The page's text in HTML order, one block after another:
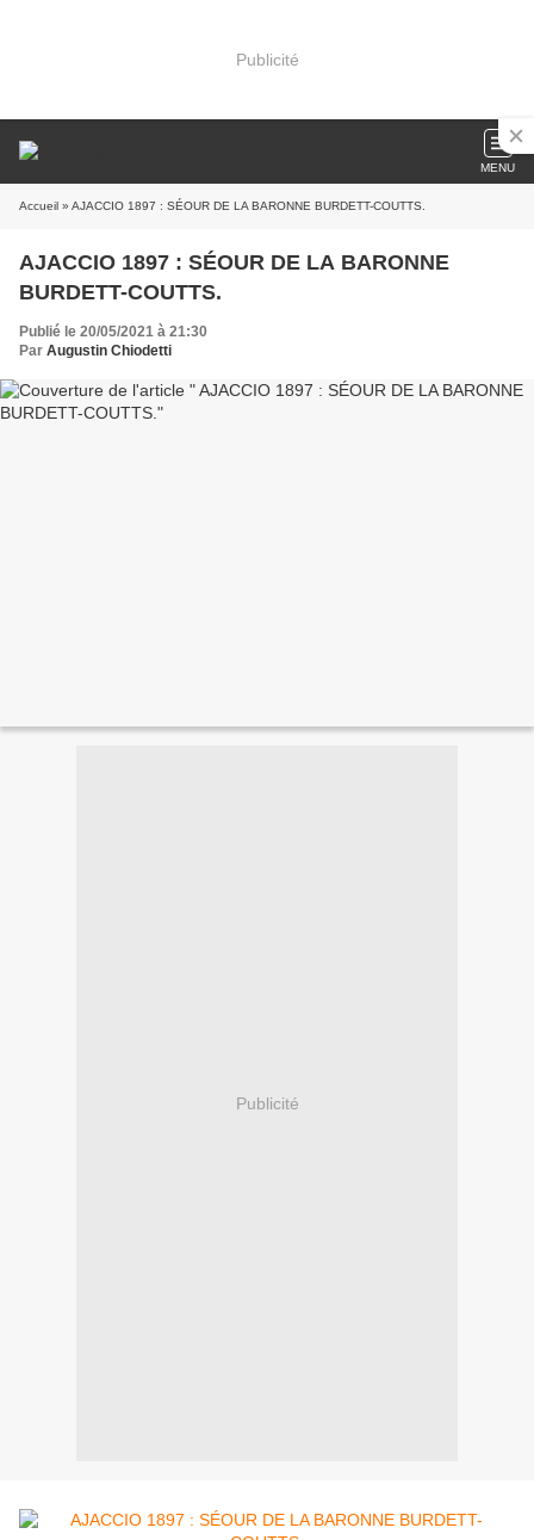
Publicité
MENU
Accueil » AJACCIO 1897 : SÉOUR DE LA BARONNE BURDETT-COUTTS.
AJACCIO 1897 : SÉOUR DE LA BARONNE
BURDETT-COUTTS.
Publié le 20/05/2021 à 21:30
Par Augustin Chiodetti
Publicité